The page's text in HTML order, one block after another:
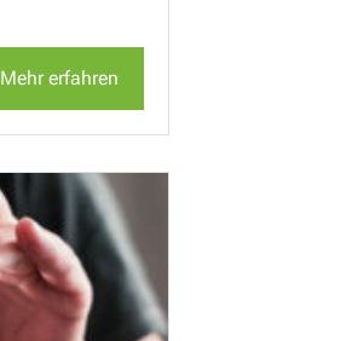
Mehr erfahren